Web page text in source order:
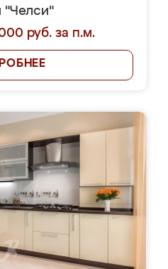
"Челси"
руб. за п.м.